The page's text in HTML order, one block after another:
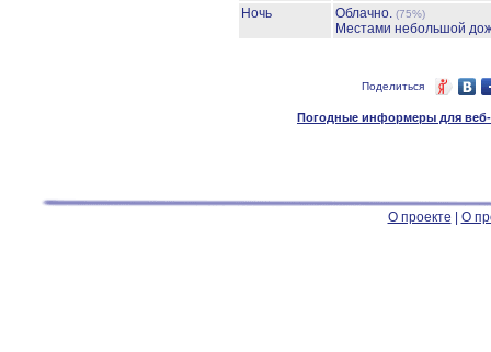
Ночь Облачно. (75%)
Местами небольшой
Поделиться
Погодные информеры для веб-
О проекте О